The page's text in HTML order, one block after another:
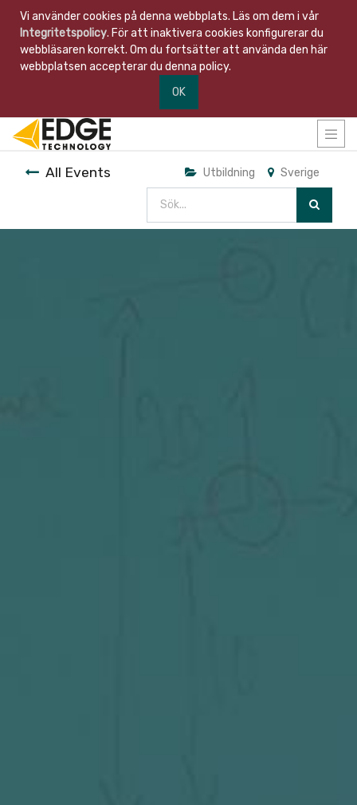
Vi använder cookies på denna webbplats. Läs om dem i vår
Integritetspolicy. För att inaktivera cookies konfigurerar du
webbläsaren korrekt. Om du fortsätter att använda den här
webbplatsen accepterar du denna policy.
OK
All Events Utbildning Sverige